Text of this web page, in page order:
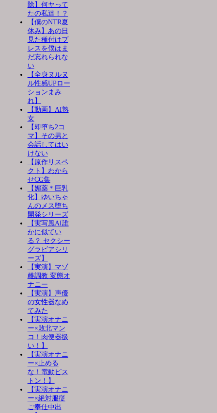
除】何ヤって
たの私達！？
【僕のNTR夏
休み】あの日
見た種付けプ
レスを僕はま
だ忘れられな
い
【全身ヌルヌ
ル性感UPロー
ションまみ
れ】
【動画】AI熟
女
【即堕ち2コ
マ】その男と
会話してはい
けない
【原作リスペ
クト】わから
せCG集
【媚薬＊巨乳
化】ゆいちゃ
んのメス堕ち
開発シリーズ
【実写風AI誰
かに似てい
る？ セクシー
グラビアシリ
ーズ】
【実演】マゾ
雌調教 変態オ
ナニー
【実演】声優
の女性器なめ
てみた
【実演オナニ
ー×敗北マン
コ！肉便器扱
い！】
【実演オナニ
ー×止める
な！電動ピス
トン！】
【実演オナニ
ー×絶対服従
ご奉仕中出